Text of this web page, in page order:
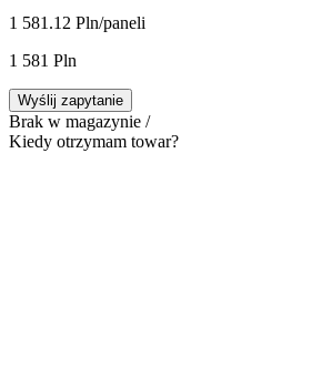
1 581.12 Pln/paneli
1 581 Pln
Wyślij zapytanie
Brak w magazynie /
Kiedy otrzymam towar?